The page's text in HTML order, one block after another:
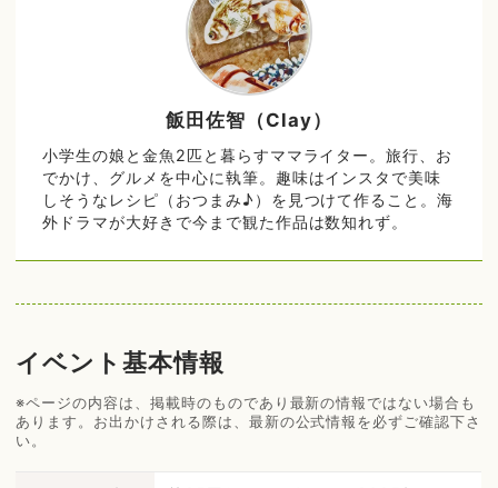
飯田佐智（Clay）
小学生の娘と金魚2匹と暮らすママライター。旅行、お
でかけ、グルメを中心に執筆。趣味はインスタで美味
しそうなレシピ（おつまみ♪）を見つけて作ること。海
外ドラマが大好きで今まで観た作品は数知れず。
イベント基本情報
※ページの内容は、掲載時のものであり最新の情報ではない場合も
あります。お出かけされる際は、最新の公式情報を必ずご確認下さ
い。